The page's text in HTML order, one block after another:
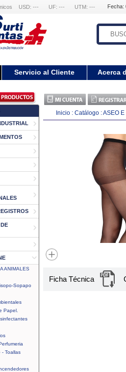
USD: --- UF: --- UTM: --- Fecha:
Servicio al Cliente Acerca
ANIMALES
Sopapo
Papel.
- Toallas
Inicio : Catálogo :ASEO E
Ficha Técnica